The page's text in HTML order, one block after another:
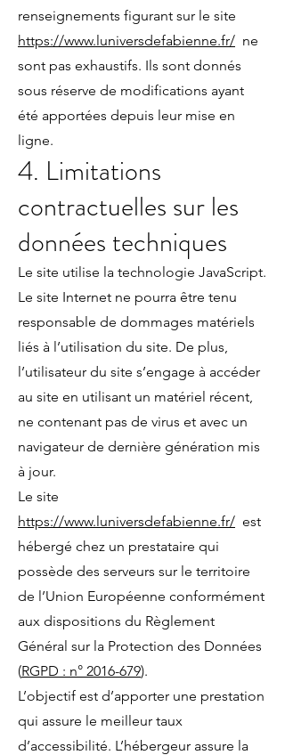
renseignements figurant sur le site
https://www.luniversdefabienne.fr/ ne
sont pas exhaustifs. Ils sont donnés
sous réserve de modifications ayant
été apportées depuis leur mise en
ligne.
4. Limitations
contractuelles sur les
données techniques
Le site utilise la technologie JavaScript.
Le site Internet ne pourra être tenu
responsable de dommages matériels
liés à l’utilisation du site. De plus,
l’utilisateur du site s’engage à accéder
au site en utilisant un matériel récent,
ne contenant pas de virus et avec un
navigateur de dernière génération mis
à jour.
Le site
https://www.luniversdefabienne.fr/ est
hébergé chez un prestataire qui
possède des serveurs sur le territoire
de l’Union Européenne conformément
aux dispositions du Règlement
Général sur la Protection des Données
(RGPD : n° 2016-679).
L’objectif est d’apporter une prestation
qui assure le meilleur taux
d’accessibilité. L’hébergeur assure la